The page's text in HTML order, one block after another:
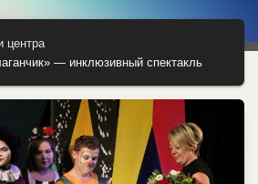
центра
— инклюзивный спектакль